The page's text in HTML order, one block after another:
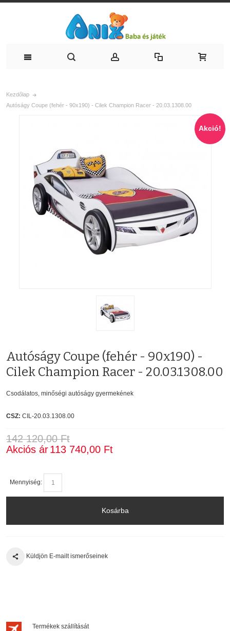
Kezdőlap
Autóságy Coupe (fehér - 90x190) - Cilek Champion Racer - 20.03.1308.00
Akció!
Autóságy Coupe (fehér - 90x190) -
Cilek Champion Racer - 20.03.1308.00
Csodálatos, minőségi autóságy gyermekének
CSZ: CIL-20.03.1308.00
142 120,00 Ft
Akciós ár113 740,00 Ft
Mennyiség:
Kosárba
Küldjön E-mailt ismerőseinek
Termékek szállítását